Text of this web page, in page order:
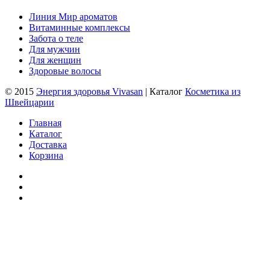
Линия Мир ароматов
Витаминные комплексы
Забота о теле
Для мужчин
Для женщин
Здоровые волосы
© 2015 Энергия здоровья Vivasan | Каталог Косметика из
Швейцарии
Главная
Каталог
Доставка
Корзина